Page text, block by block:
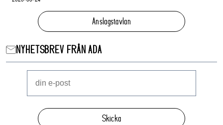
Anslagstavlan
NYHETSBREV FRÅN ADA
Skicka